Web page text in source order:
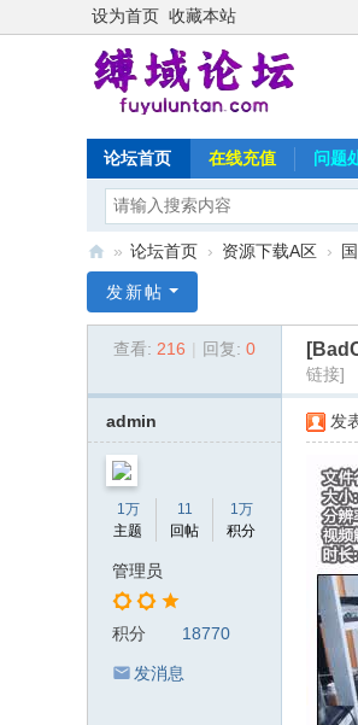
设为首页 收藏本站
论坛首页 在线充值 问题
域
坛
» 论坛首页 › 资源下载A区 ›
发新帖
查看: 216 回复: 0
链接]
admin
1万
主题
11
回帖
1万
积分
管理员
积分 18770
发消息
发